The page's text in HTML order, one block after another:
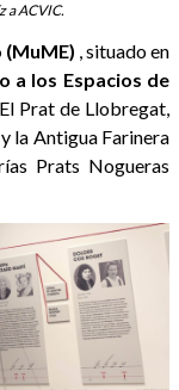
a ACVIC.
, situado en
a los Espacios de
Prat de Llobregat,
la Antigua Farinera
Prats Nogueras